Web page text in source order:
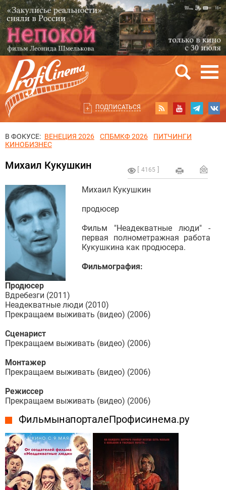
ПОДПИСАТЬСЯ
В ФОКУСЕ: ВЕНЕЦИЯ 2026 СПБМКФ 2026
ПИТЧИНГИ
КИНОБИЗНЕС
4165
Михаил Кукушкин
Михаил Кукушкин
продюсер
Фильм "Неадекватные люди" -
первая полнометражная работа
Кукушкина как продюсера.
Фильмография:
Продюсер
Вдребезги (2011)
Неадекватные люди (2010)
Прекращаем выживать (видео) (2006)
Сценарист
Прекращаем выживать (видео) (2006)
Монтажер
Прекращаем выживать (видео) (2006)
Режиcсер
Прекращаем выживать (видео) (2006)
Фильмы на портале Профисинема.ру